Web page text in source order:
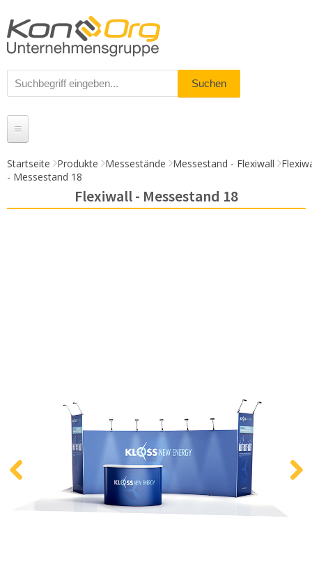
Produkte
Messestände
Startseite Produkte Messestände Messestand - Flexiwall
- Messestand 18
Flexiwall - Messestand 18